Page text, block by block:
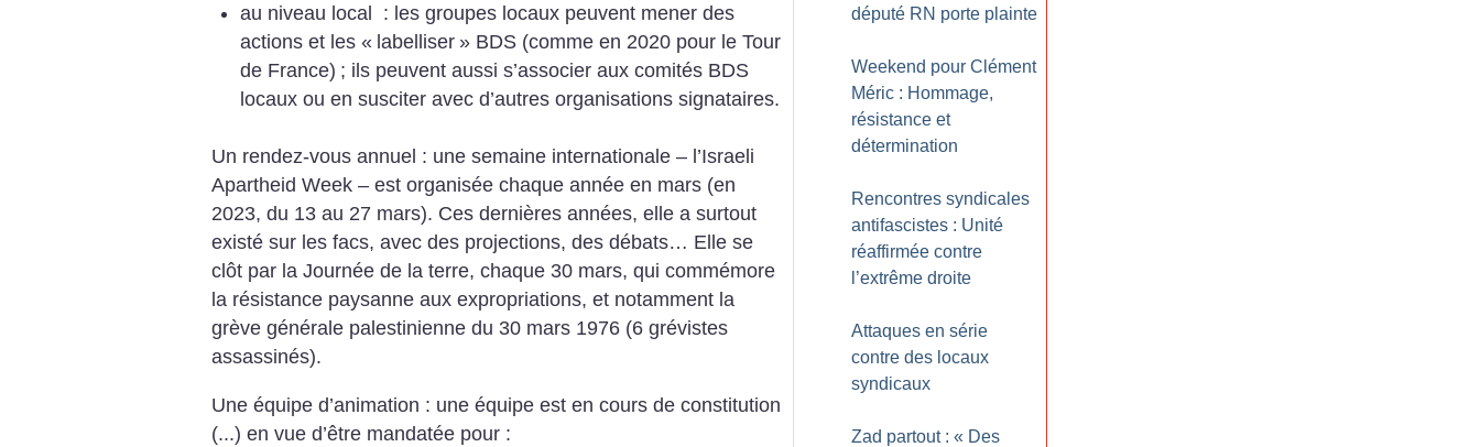
au niveau local : les groupes locaux peuvent mener des
actions et les « labelliser » BDS (comme en 2020 pour le Tour
de France) ; ils peuvent aussi s’associer aux comités BDS
locaux ou en susciter avec d’autres organisations signataires.
Un rendez-vous annuel : une semaine internationale – l’Israeli
Apartheid Week – est organisée chaque année en mars (en
2023, du 13 au 27 mars). Ces dernières années, elle a surtout
existé sur les facs, avec des projections, des débats… Elle se
clôt par la Journée de la terre, chaque 30 mars, qui commémore
la résistance paysanne aux expropriations, et notamment la
grève générale palestinienne du 30 mars 1976 (6 grévistes
assassinés).
Une équipe d’animation : une équipe est en cours de constitution
(...) en vue d’être mandatée pour :
député RN porte plainte
Weekend pour Clément
Méric : Hommage,
résistance et
détermination
Rencontres syndicales
antifascistes : Unité
réaffirmée contre
l’extrême droite
Attaques en série
contre des locaux
syndicaux
Zad partout : « Des